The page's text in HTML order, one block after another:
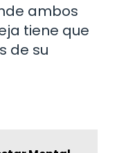
ambos
tiene que
de su